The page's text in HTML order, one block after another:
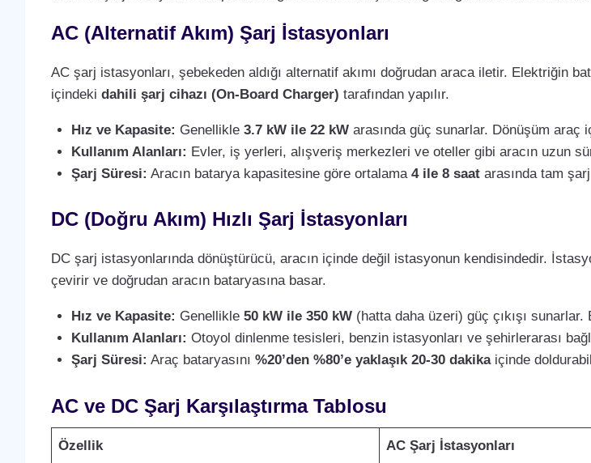
AC (Alternatif Akım) Şarj İstasyonları
AC şarj istasyonları, şebekeden aldığı alternatif akımı doğrudan araca iletir. Elektriğin
içindeki dahili şarj cihazı (On-Board Charger) tarafından yapılır.
Hız ve Kapasite: Genellikle3.7 kW ile 22 kW arasında güç sunarlar. Dönüşüm araç
Kullanım Alanları: Evler, iş yerleri, alışveriş merkezleri ve oteller gibi aracın uzun
Şarj Süresi: Aracın batarya kapasitesine göre ortalama4 ile 8 saat arasında tam
DC (Doğru Akım) Hızlı Şarj İstasyonları
DC şarj istasyonlarında dönüştürücü, aracın içinde değil istasyonun kendisindedir.
çevirir ve doğrudan aracın bataryasına basar.
Hız ve Kapasite: Genellikle50 kW ile 350 kW (hatta daha üzeri) güç çıkışı sunarlar.
Kullanım Alanları: Otoyol dinlenme tesisleri, benzin istasyonları ve şehirlerarası
Şarj Süresi: Araç bataryasını%20’den %80’e yaklaşık 20-30 dakikaiçinde
AC ve DC Şarj Karşılaştırma Tablosu
Özellik AC Şarj İstasyonları